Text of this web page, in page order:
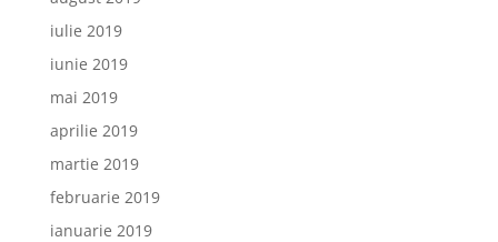
iulie 2019
iunie 2019
mai 2019
aprilie 2019
martie 2019
februarie 2019
ianuarie 2019